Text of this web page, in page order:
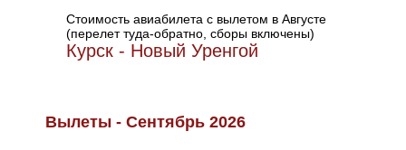
Стоимость авиабилета с вылетом в Августе
(перелет туда-обратно, сборы включены)
Курск - Новый Уренгой
Вылеты - Сентябрь 2026